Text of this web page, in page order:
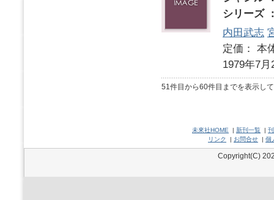
シリーズ
内田武志
定価：
1979年7月
51件目から60件目までを表示し
未來社HOME | 新刊一覧 |
リンク
| お問合せ | 個
Copyright(C)